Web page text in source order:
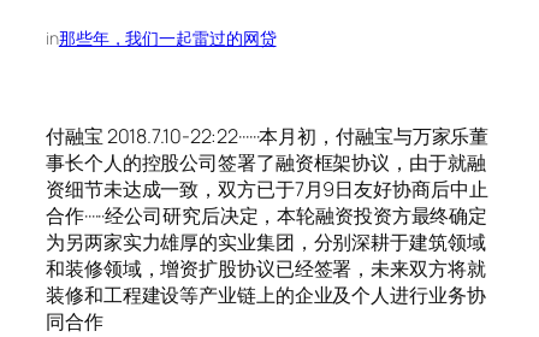
in那些年，我们一起雷过的网贷
付融宝 2018.7.10-22:22······本月初，付融宝与万家乐董
事长个人的控股公司签署了融资框架协议，由于就融
资细节未达成一致，双方已于7月9日友好协商后中止
合作······经公司研究后决定，本轮融资投资方最终确定
为另两家实力雄厚的实业集团，分别深耕于建筑领域
和装修领域，增资扩股协议已经签署，未来双方将就
装修和工程建设等产业链上的企业及个人进行业务协
同合作